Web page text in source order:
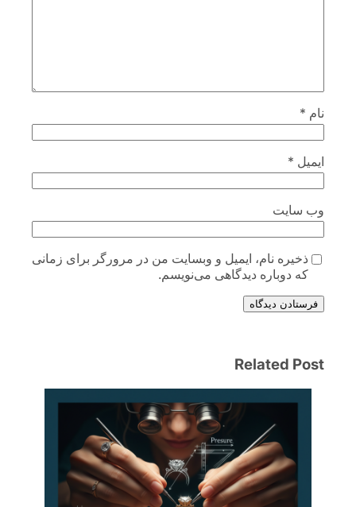
نام *
ایمیل *
وب‌ سایت
ذخیره نام، ایمیل و وبسایت من در مرورگر برای زمانی
که دوباره دیدگاهی می‌نویسم.
فرستادن دیدگاه
Related Post